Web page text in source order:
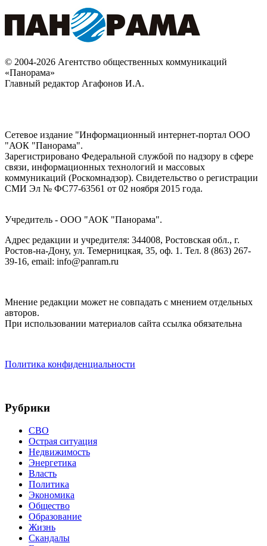
© 2004-2026 Агентство общественных коммуникаций
«Панорама»
Главный редактор Агафонов И.А.
Сетевое издание "Информационный интернет-портал ООО
"АОК "Панорама".
Зарегистрировано Федеральной службой по надзору в сфере
связи, информационных технологий и массовых
коммуникаций (Роскомнадзор). Cвидетельство о регистрации
СМИ Эл № ФС77-63561 от 02 ноября 2015 года.
Учредитель - ООО "АОК "Панорама".
Адрес редакции и учредителя: 344008, Ростовская обл., г.
Ростов-на-Дону, ул. Темерницкая, 35, оф. 1. Тел. 8 (863) 267-
39-16, email: info@panram.ru
Мнение редакции может не совпадать с мнением отдельных
авторов.
При использовании материалов сайта ссылка обязательна
Политика конфиденциальности
Рубрики
СВО
Острая ситуация
Недвижимость
Энергетика
Власть
Политика
Экономика
Общество
Образование
Жизнь
Скандалы